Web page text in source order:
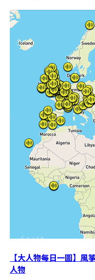
【大人物每日一圖】風
人物